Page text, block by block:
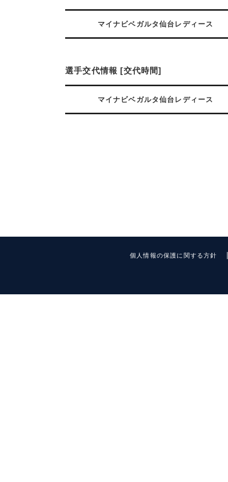
マイナビベガルタ仙台レディース
選手交代情報 [交代時間]
マイナビベガルタ仙台レディース
個人情報の保護に関する方針